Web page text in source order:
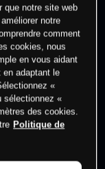
to see latest
que notre site web
notre
comment
cookies, nous
en vous aidant
en adaptant le
«
sélectionnez «
des cookies.
Politique de